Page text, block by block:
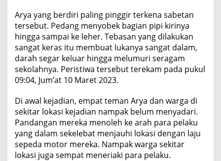
Arya yang berdiri paling pinggir terkena sabetan
tersebut. Pedang menyobek bagian pipi kirinya
hingga sampai ke leher. Tebasan yang dilakukan
sangat keras itu membuat lukanya sangat dalam,
darah segar keluar hingga melumuri seragam
sekolahnya. Peristiwa tersebut terekam pada pukul
09:04, Jum’at 10 Maret 2023.
Di awal kejadian, empat teman Arya dan warga di
sekitar lokasi kejadian nampak belum menyadari.
Pandangan mereka menoleh ke arah para pelaku
yang dalam sekelebat menjauhi lokasi dengan laju
sepeda motor mereka. Nampak warga sekitar
lokasi juga sempat meneriaki para pelaku.